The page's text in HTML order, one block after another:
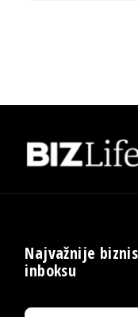
Najvažnije
inboksu